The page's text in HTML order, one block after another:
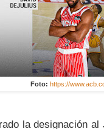
Foto: https://
la designación